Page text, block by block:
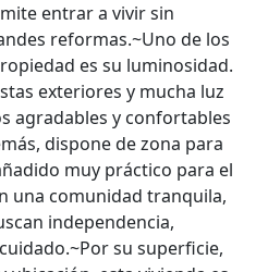
entrar a vivir sin
reformas.~Uno de los
es su luminosidad.
exteriores y mucha luz
agradables y confortables
dispone de zona para
muy práctico para el
una comunidad tranquila,
independencia,
su superficie,